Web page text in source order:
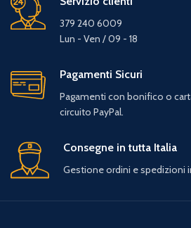
379 240 6009
Lun - Ven / 09 - 18
Pagamenti Sicuri
Pagamenti con bonifico o
circuito PayPal.
Consegne in tutta Italia
Gestione ordini e spedizioni